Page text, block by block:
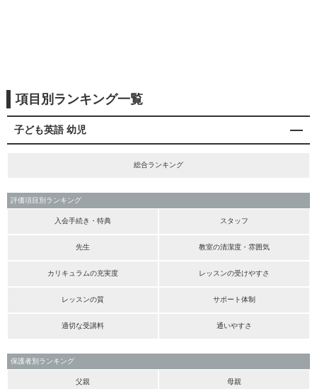
項目別ランキング一覧
子ども英語 幼児
総合ランキング
評価項目別ランキング
入会手続き・特典 スタッフ
先生 教室の清潔度・雰囲気
カリキュラムの充実度 レッスンの受けやすさ
レッスンの質 サポート体制
適切な受講料 通いやすさ
保護者別ランキング
父親 母親